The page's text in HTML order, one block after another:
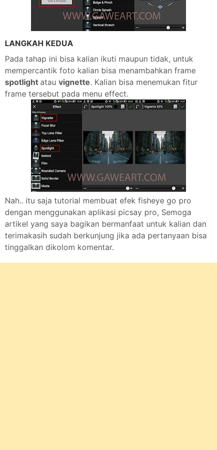
LANGKAH KEDUA
Pada tahap ini bisa kalian ikuti maupun tidak, untuk
mempercantik foto kalian bisa menambahkan frame
spotlight atau vignette. Kalian bisa menemukan fitur
frame tersebut pada menu effect.
Nah.. itu saja tutorial membuat efek fisheye go pro
dengan menggunakan aplikasi picsay pro, Semoga
artikel yang saya bagikan bermanfaat untuk kalian dan
terimakasih sudah berkunjung jika ada pertanyaan bisa
tinggalkan dikolom komentar.